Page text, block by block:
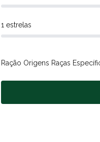
1 estrelas
Ração Origens Raças